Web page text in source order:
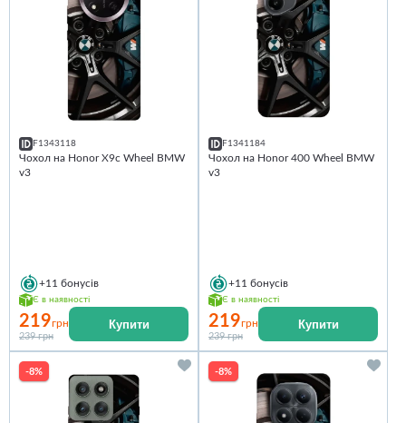
F1343118
Чохол на Honor X9c Wheel BMW
v3
+11 бонусів
Є в наявності
219грн
239 грн
Купити
F1341184
Чохол на Honor 400 Wheel BMW
v3
+11 бонусів
Є в наявності
219грн
239 грн
Купити
-8% -8%